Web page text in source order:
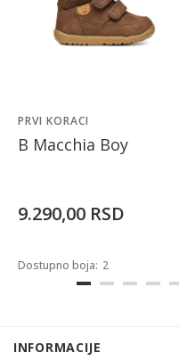
PRVI KORACI
B Macchia Boy
9.290,00 RSD
Dostupno boja: 2
INFORMACIJE